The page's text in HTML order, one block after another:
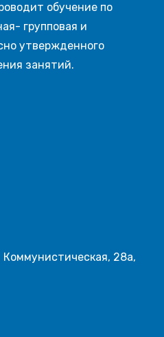
обучение по
групповая и
утвержденного
занятий.
28а,